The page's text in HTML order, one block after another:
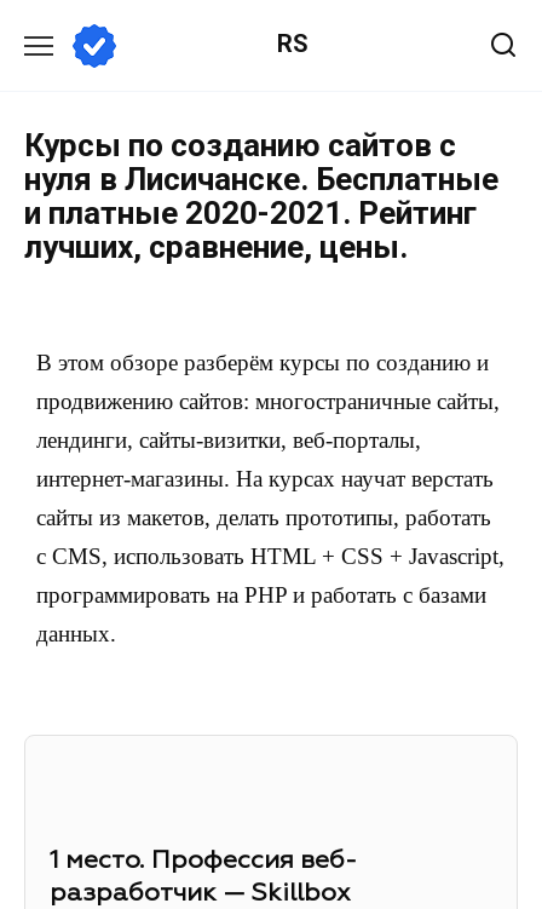
RS
Курсы по созданию сайтов с
нуля в Лисичанске. Бесплатные
и платные 2020-2021. Рейтинг
лучших, сравнение, цены.
В этом обзоре разберём курсы по созданию и
продвижению сайтов: многостраничные сайты,
лендинги, сайты-визитки, веб-порталы,
интернет-магазины. На курсах научат верстать
сайты из макетов, делать прототипы, работать
с CMS, использовать HTML + CSS + Javascript,
программировать на PHP и работать с базами
данных.
1 место. Профессия веб-
разработчик — Skillbox